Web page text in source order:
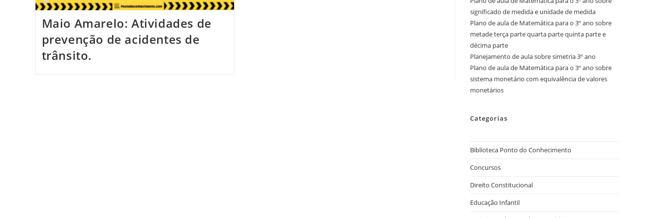
Maio Amarelo: Atividades de
prevenção de acidentes de
trânsito.
significado de medida e unidade de medida
Plano de aula de Matemática para o 3º ano sobre
metade terça parte quarta parte quinta parte e
décima parte
Planejamento de aula sobre simetria 3º ano
Plano de aula de Matemática para o 3º ano sobre
sistema monetário com equivalência de valores
monetários
Categorias
Biblioteca Ponto do Conhecimento
Concursos
Direito Constitucional
Educação Infantil